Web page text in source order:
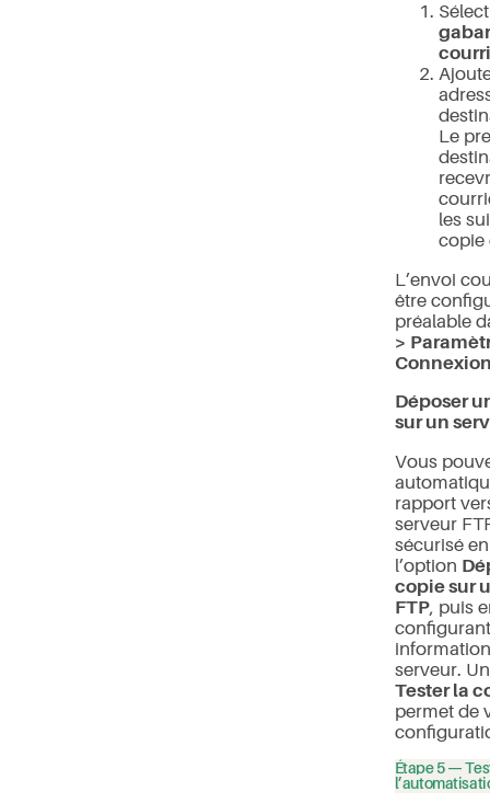
Le
les
copie
L’envoi
être
préalable
>
Déposer
sur un
Vous
rapport
serveur
sécurisé
l’option
copie sur
FTP, puis
serveur.
Tester la
permet de
Étape 5 —